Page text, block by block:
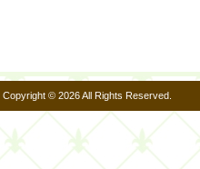
Copyright © 2026 All Rights Reserved.